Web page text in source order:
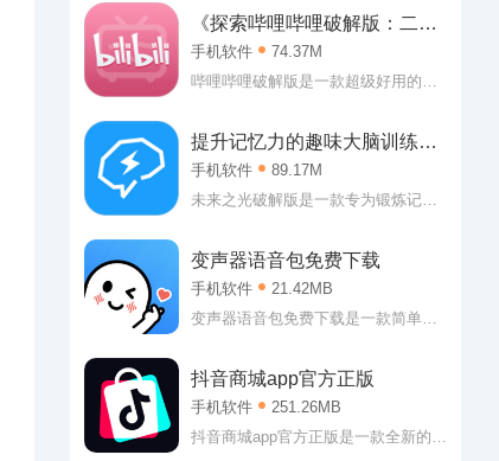
是基本得到满足了!
者营地最新版本下载专门提供王者荣
耀的各项服务，查战绩，查攻略、看
直播以及游戏公告什么的都能轻松查
看哦!
《探索哔哩哔哩破解版：二次
元的乐园》
手机软件
74.37M
哔哩哔哩破解版是一款超级好用的二
内直接登入即可获得大会员权益，各
种视频随心看，软件内有着超多二次
元番剧，可以说是喜欢二次元用户的
福音。感兴趣的朋友欢迎来99seo下
提升记忆力的趣味大脑训练
app——未来之光破解版
手机软件
89.17M
未来之光破解版是一款专为锻炼记忆
未来之光中有着多款脑力锻炼游戏与
冥想平静音乐来进行科学与趣味性的
大脑训练。现在就赶紧来优化下载站
下载未来之光来体验一下吧。
变声器语音包免费下载
手机软件
21.42MB
变声器语音包免费下载是一款简单有
费下载专门为游戏打造，虽然带着欺
骗属性，但是能够让大家的游戏体验
直线上升呢!不管是从对局的欢乐程度
上还是从队友的热情方面都是如此，
抖音商城app官方正版
手机软件
251.26MB
抖音商城app官方正版是一款全新的实